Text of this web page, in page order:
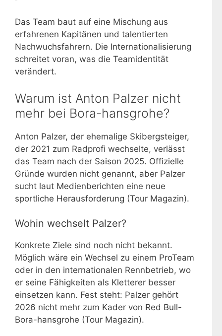
Das Team baut auf eine Mischung aus
erfahrenen Kapitänen und talentierten
Nachwuchsfahrern. Die Internationalisierung
schreitet voran, was die Teamidentität
verändert.
Warum ist Anton Palzer nicht
mehr bei Bora-hansgrohe?
Anton Palzer, der ehemalige Skibergsteiger,
der 2021 zum Radprofi wechselte, verlässt
das Team nach der Saison 2025. Offizielle
Gründe wurden nicht genannt, aber Palzer
sucht laut Medienberichten eine neue
sportliche Herausforderung (Tour Magazin).
Wohin wechselt Palzer?
Konkrete Ziele sind noch nicht bekannt.
Möglich wäre ein Wechsel zu einem ProTeam
oder in den internationalen Rennbetrieb, wo
er seine Fähigkeiten als Kletterer besser
einsetzen kann. Fest steht: Palzer gehört
2026 nicht mehr zum Kader von Red Bull-
Bora-hansgrohe (Tour Magazin).